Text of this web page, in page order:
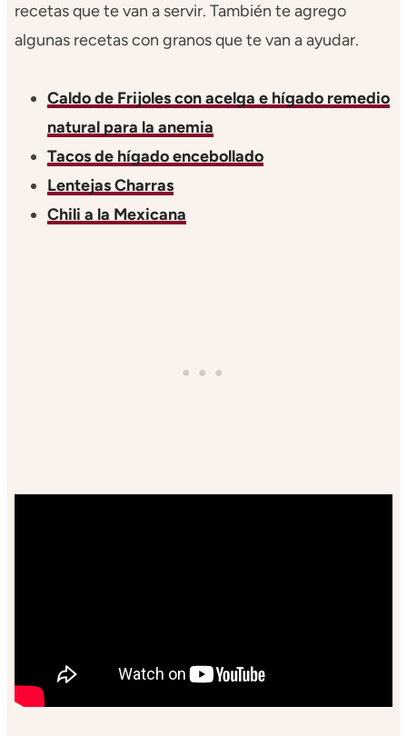
recetas que te van a servir. También te agrego
algunas recetas con granos que te van a ayudar.
Caldo de Frijoles con acelga e hígado remedio
natural para la anemia
Tacos de hígado encebollado
Lentejas Charras
Chili a la Mexicana